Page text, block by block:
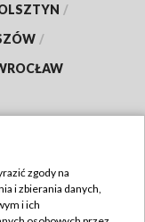
/
/
zgody na
i zbierania danych,
i ich